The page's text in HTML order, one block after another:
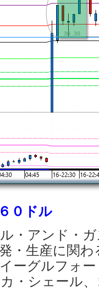
０ドル
・アンド・
・生産に関
ーグルフォ
・シェール